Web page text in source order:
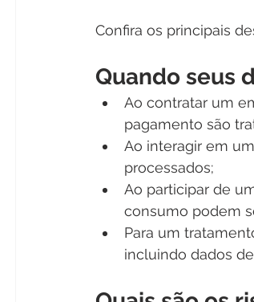
Confira os principais
Quando seus
Ao contratar um
pagamento são
Ao interagir em
processados;
Ao participar de
consumo podem
Para um
incluindo dados